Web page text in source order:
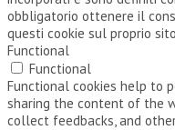
obbligatorio ottenere il
questi cookie sul proprio
Functional
Functional
Functional cookies help to
sharing the content of the
collect feedbacks, and